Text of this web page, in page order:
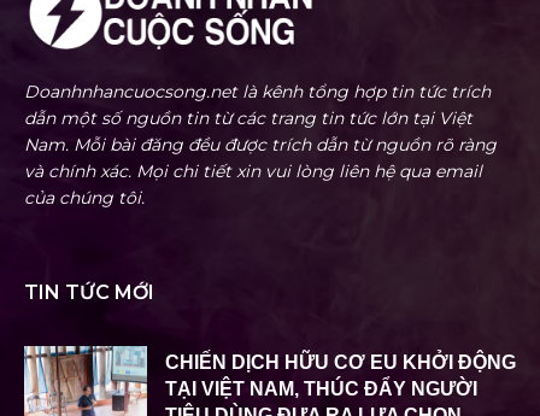
Doanhnhancuocsong.net là kênh tổng hợp tin tức trích
dẫn một số nguồn tin từ các trang tin tức lớn tại Việt
Nam. Mỗi bài đăng đều được trích dẫn từ nguồn rõ ràng
và chính xác. Mọi chi tiết xin vui lòng liên hệ qua email
của chúng tôi.
TIN TỨC MỚI
CHIẾN DỊCH HỮU CƠ EU KHỞI ĐỘNG
TẠI VIỆT NAM, THÚC ĐẨY NGƯỜI